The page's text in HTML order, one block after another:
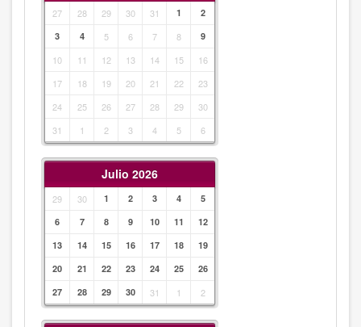
27 28 29 30 31 1
2
3
4 5 6 7 8 9
10 11 12 13 14 15
16
17
18 19 20 21 22
23
24
25 26 27 28 29
30
31
1 2 3 4 5 6
Julio 2026
29 30 1 2 3 4
5
6
7 8 9 10 11
12
13
14 15 16 17 18
19
20
21 22 23 24 25
26
27
28 29 30 31 1 2